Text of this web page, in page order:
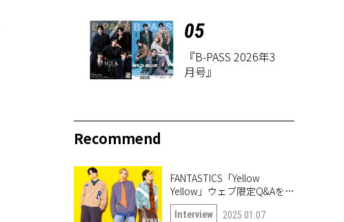
月27日に発売
05
『B-PASS 2026年3
月号』
Recommend
FANTASTICS「Yellow
Yellow」ウェブ限定Q&Aを公
開！
Interview 2025.01.07